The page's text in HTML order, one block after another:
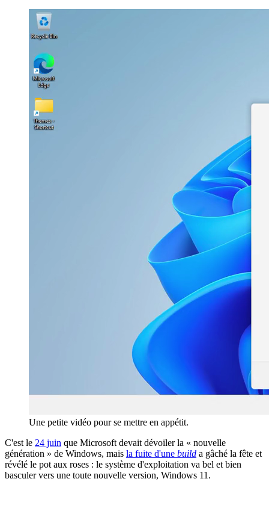
Une petite vidéo pour se mettre en appétit.
C'est le 24 juin que Microsoft devait dévoiler la « nouvelle
génération » de Windows, mais la fuite d'une build a gâché la fête et
révélé le pot aux roses : le système d'exploitation va bel et bien
basculer vers une toute nouvelle version, Windows 11.